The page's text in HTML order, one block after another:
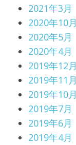
2021年3月
2020年10月
2020年5月
2020年4月
2019年12月
2019年11月
2019年10月
2019年7月
2019年6月
2019年4月